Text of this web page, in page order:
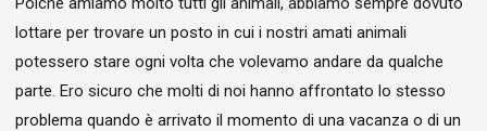
lottare per trovare un posto in cui i nostri amati animali
potessero stare ogni volta che volevamo andare da qualche
parte. Ero sicuro che molti di noi hanno affrontato lo stesso
problema quando è arrivato il momento di una vacanza o di un